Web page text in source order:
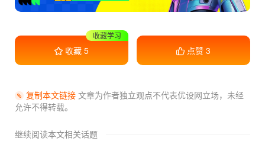
收藏 5
干货满满
点赞 3
复制本文链接文章为作者独立观点不代表优设网立场， 未经
允许不得转载。
继续阅读本文相关话题